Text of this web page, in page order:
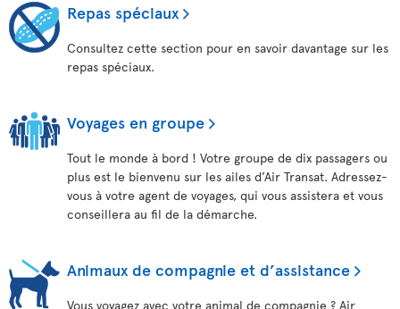
Repas spéciaux
Consultez cette section pour en savoir davantage sur les
repas spéciaux.
Voyages en groupe
Tout le monde à bord ! Votre groupe de dix passagers ou
plus est le bienvenu sur les ailes d’Air Transat. Adressez-
vous à votre agent de voyages, qui vous assistera et vous
conseillera au fil de la démarche.
Animaux de compagnie et d’assistance
Vous voyagez avec votre animal de compagnie ? Air